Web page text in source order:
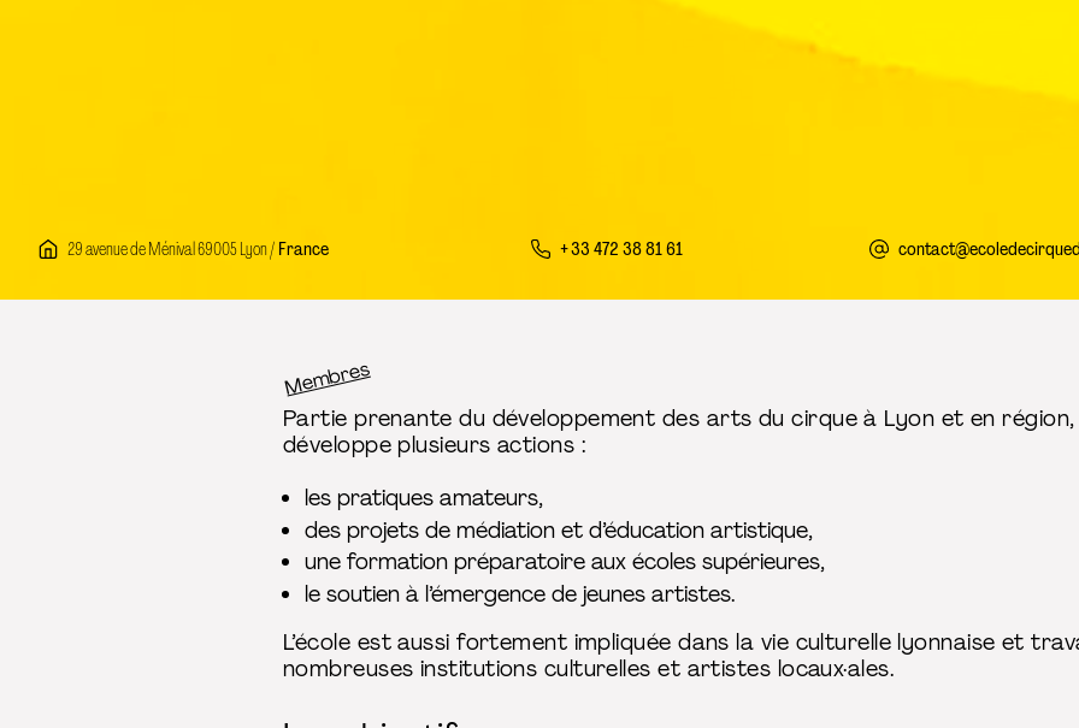
29 avenue de Ménival 69005 Lyon /France + 33 472 38 81 61
Fil d’Ariane
Membres
Partie prenante du développement des arts du cirque à Lyon et en région,
développe plusieurs actions :
les pratiques amateurs,
des projets de médiation et d’éducation artistique,
une formation préparatoire aux écoles supérieures,
le soutien à l’émergence de jeunes artistes.
L’école est aussi fortement impliquée dans la vie culturelle lyonnaise et
nombreuses institutions culturelles et artistes locaux·ales.